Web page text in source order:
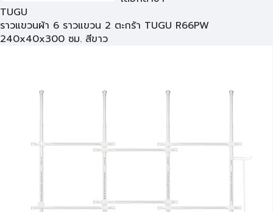
TUGU
ราวแขวนผ้า 6 ราวแขวน 2 ตะกร้า TUGU R66PW
240x40x300 ซม. สีขาว